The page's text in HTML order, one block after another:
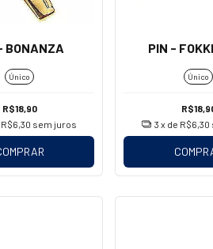
BONANZA
Único
R$18,90
R$6,30 sem juros
PIN -
Único
3 x de R$6,30